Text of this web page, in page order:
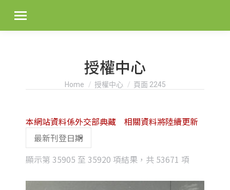
授權中心
You are here:
Home 授權中心 頁面 2245
顯示第 35905 至 35920 項結果，共 53671 項
latest
本網站資料係外交部典藏 相關資料將陸續更新